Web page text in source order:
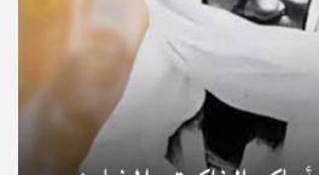
© Copyright 2025,